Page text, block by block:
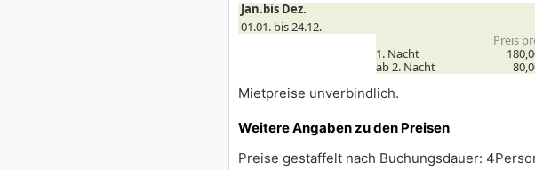
Jan.bis Dez.
01.01. bis 24.12.
Preis
1. Nacht
ab 2. Nacht
Mietpreise unverbindlich.
Weitere Angaben zu den Preisen
Preise gestaffelt nach Buchungsdauer: